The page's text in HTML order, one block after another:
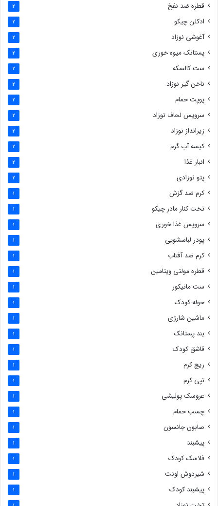
قطره ضد نفخ 2
ادکلن چیکو 2
آغوشی نوزاد 2
پستانک میوه خوری 2
ست کالسکه 2
ناخن گیر نوزاد 2
پوپت حمام 2
سرویس لحاف نوزاد 2
زیرانداز نوزاد 2
کیسه آب گرم 2
انبار غذا 2
پتو نوزادی 2
کرم ضد گزش 1
تخت کنار مادر چیکو 1
سرویس غذا خوری 1
پودر لباسشویی 1
کرم ضد آفتاب 1
قطره مولتی ویتامین 1
ست مانیکور 1
حوله کودک 1
ماشین شارژی 1
بند پستانک 1
قاشق کودک 1
ریچ کرم 1
نپی کرم 1
عروسک پولیشی 1
چسب حمام 1
صابون جانسون 1
پیشبند 1
فلاسک کودک 1
شیردوش اونت 1
پیشبند کودک 1